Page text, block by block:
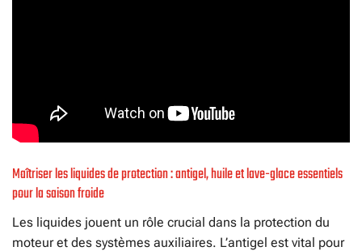
Maîtriser les liquides de protection : antigel, huile et lave-glace essentiels
pour la saison froide
Les liquides jouent un rôle crucial dans la protection du
moteur et des systèmes auxiliaires. L’antigel est vital pour